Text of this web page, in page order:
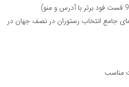
جامع انتخاب رستوران در نصف جهان در
مناسب